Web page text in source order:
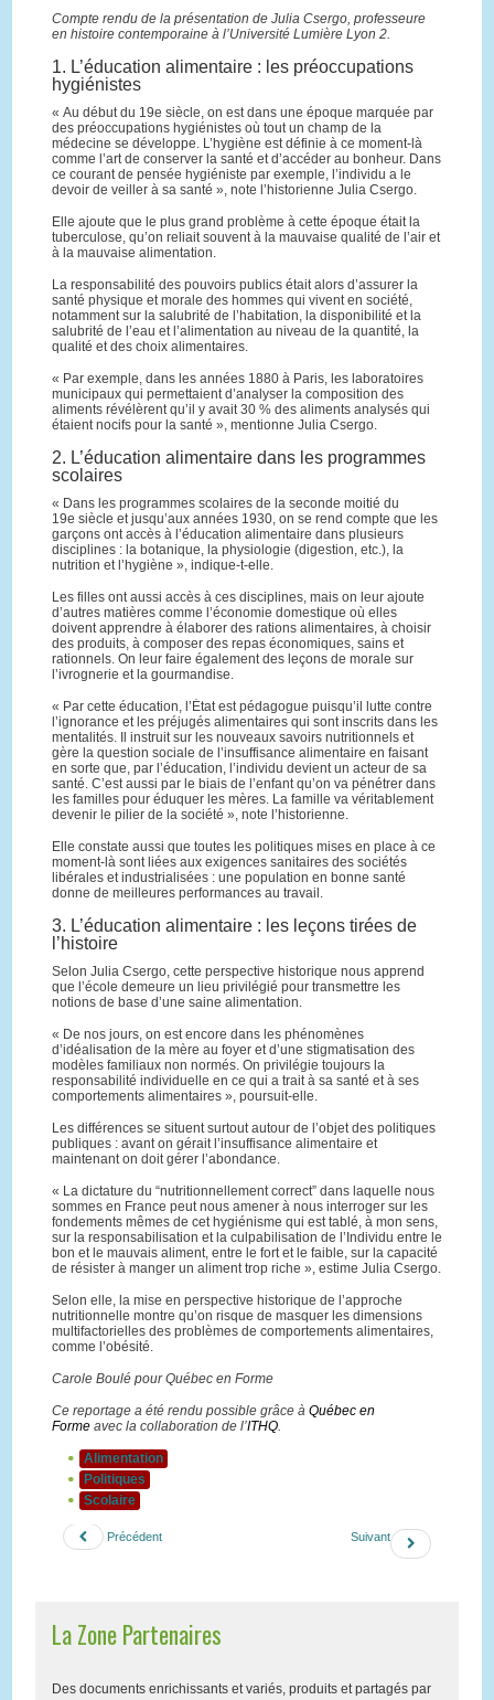
Compte rendu de la présentation de Julia Csergo, professeure
en histoire contemporaine à l’Université Lumière Lyon 2.
1. L’éducation alimentaire : les préoccupations
hygiénistes
« Au début du 19e siècle, on est dans une époque marquée par
des préoccupations hygiénistes où tout un champ de la
médecine se développe. L’hygiène est définie à ce moment-là
comme l’art de conserver la santé et d’accéder au bonheur. Dans
ce courant de pensée hygiéniste par exemple, l’individu a le
devoir de veiller à sa santé », note l’historienne Julia Csergo.
Elle ajoute que le plus grand problème à cette époque était la
tuberculose, qu’on reliait souvent à la mauvaise qualité de l’air et
à la mauvaise alimentation.
La responsabilité des pouvoirs publics était alors d’assurer la
santé physique et morale des hommes qui vivent en société,
notamment sur la salubrité de l’habitation, la disponibilité et la
salubrité de l’eau et l’alimentation au niveau de la quantité, la
qualité et des choix alimentaires.
« Par exemple, dans les années 1880 à Paris, les laboratoires
municipaux qui permettaient d’analyser la composition des
aliments révélèrent qu’il y avait 30 % des aliments analysés qui
étaient nocifs pour la santé », mentionne Julia Csergo.
2. L’éducation alimentaire dans les programmes
scolaires
« Dans les programmes scolaires de la seconde moitié du
19e siècle et jusqu’aux années 1930, on se rend compte que les
garçons ont accès à l’éducation alimentaire dans plusieurs
disciplines : la botanique, la physiologie (digestion, etc.), la
nutrition et l’hygiène », indique-t-elle.
Les filles ont aussi accès à ces disciplines, mais on leur ajoute
d’autres matières comme l’économie domestique où elles
doivent apprendre à élaborer des rations alimentaires, à choisir
des produits, à composer des repas économiques, sains et
rationnels. On leur faire également des leçons de morale sur
l’ivrognerie et la gourmandise.
« Par cette éducation, l’État est pédagogue puisqu’il lutte contre
l’ignorance et les préjugés alimentaires qui sont inscrits dans les
mentalités. Il instruit sur les nouveaux savoirs nutritionnels et
gère la question sociale de l’insuffisance alimentaire en faisant
en sorte que, par l’éducation, l’individu devient un acteur de sa
santé. C’est aussi par le biais de l’enfant qu’on va pénétrer dans
les familles pour éduquer les mères. La famille va véritablement
devenir le pilier de la société », note l’historienne.
Elle constate aussi que toutes les politiques mises en place à ce
moment-là sont liées aux exigences sanitaires des sociétés
libérales et industrialisées : une population en bonne santé
donne de meilleures performances au travail.
3. L’éducation alimentaire : les leçons tirées de
l’histoire
Selon Julia Csergo, cette perspective historique nous apprend
que l’école demeure un lieu privilégié pour transmettre les
notions de base d’une saine alimentation.
« De nos jours, on est encore dans les phénomènes
d’idéalisation de la mère au foyer et d’une stigmatisation des
modèles familiaux non normés. On privilégie toujours la
responsabilité individuelle en ce qui a trait à sa santé et à ses
comportements alimentaires », poursuit-elle.
Les différences se situent surtout autour de l’objet des politiques
publiques : avant on gérait l’insuffisance alimentaire et
maintenant on doit gérer l’abondance.
« La dictature du “nutritionnellement correct” dans laquelle nous
sommes en France peut nous amener à nous interroger sur les
fondements mêmes de cet hygiénisme qui est tablé, à mon sens,
sur la responsabilisation et la culpabilisation de l’Individu entre le
bon et le mauvais aliment, entre le fort et le faible, sur la capacité
de résister à manger un aliment trop riche », estime Julia Csergo.
Selon elle, la mise en perspective historique de l’approche
nutritionnelle montre qu’on risque de masquer les dimensions
multifactorielles des problèmes de comportements alimentaires,
comme l’obésité.
Carole Boulé pour Québec en Forme
Ce reportage a été rendu possible grâce à Québec en
Formeavec la collaboration de l’ITHQ.
Alimentation
Politiques
Scolaire
Précédent Suivant
La Zone Partenaires
Des documents enrichissants et variés, produits et partagés par